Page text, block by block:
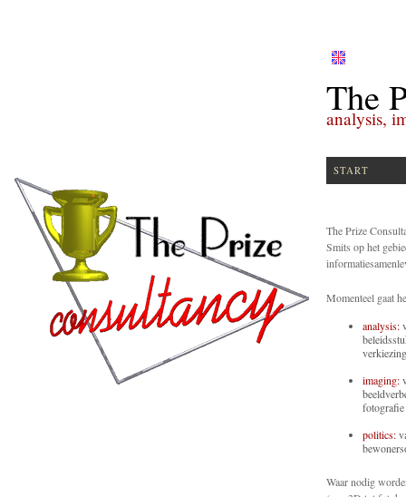
The
analysis,
START
The Prize
Smits op het
Momenteel gaat
analysis:
imaging:
fotografie
politics:
Waar nodig